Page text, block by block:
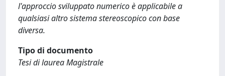
l'approccio sviluppato numerico è applicabile a
qualsiasi altro sistema stereoscopico con base
diversa.
Tipo di documento
Tesi di laurea Magistrale